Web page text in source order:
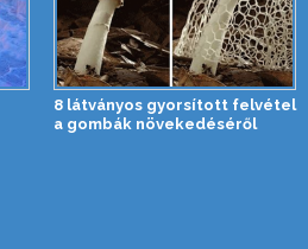
8 látványos gyorsított felvétel
a gombák növekedéséről